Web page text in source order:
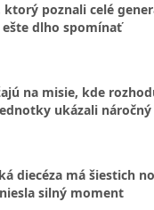
ktorý poznali celé
ešte dlho spomínať
na misie, kde
ukázali
diecéza má šiestich
silný moment